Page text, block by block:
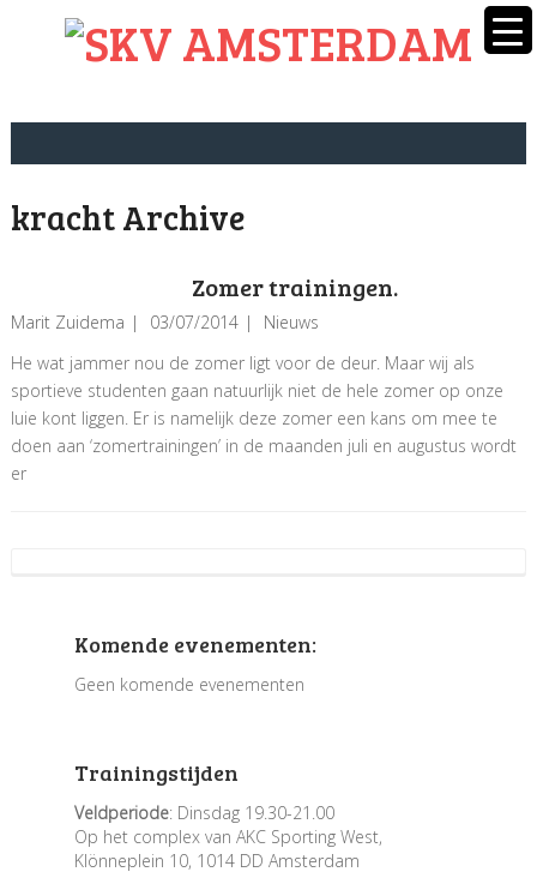
kracht Archive
Zomer trainingen.
Marit Zuidema 03/07/2014
Nieuws
He wat jammer nou de zomer ligt voor de deur. Maar wij als
sportieve studenten gaan natuurlijk niet de hele zomer op onze
luie kont liggen. Er is namelijk deze zomer een kans om mee te
doen aan ‘zomertrainingen’ in de maanden juli en augustus wordt
er
Komende evenementen:
Geen komende evenementen
Trainingstijden
Veldperiode: Dinsdag 19.30-21.00
Op het complex van AKC Sporting West,
Klönneplein 10, 1014 DD Amsterdam